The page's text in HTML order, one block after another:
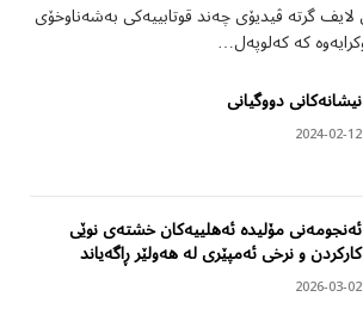
لایف گرتە ڤیدیۆی چەند قوتابییەکی بەشەناوخۆی
کە کەلوپەل…
نیشانەکانی دووگیانی
2024-02-12
ئەنجومەنی مۆلیدە ئەهلییەکان خشتەی نوێی
کارکردن و نرخی ئەمپێری لە هەولێر ڕاگەیاند
2026-03-02